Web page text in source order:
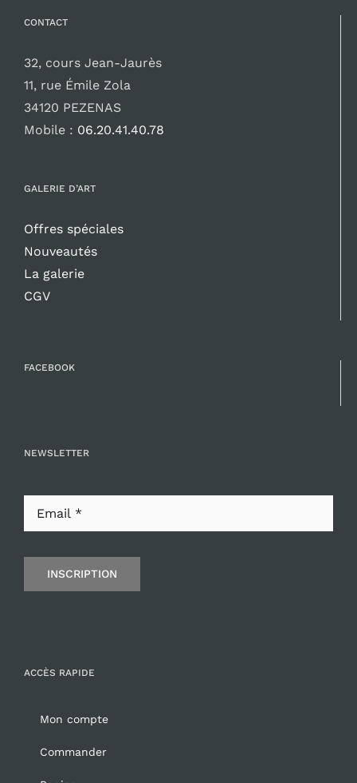
CONTACT
32, cours Jean-Jaurès
11, rue Émile Zola
34120 PEZENAS
Mobile : 06.20.41.40.78
GALERIE D’ART
Offres spéciales
Nouveautés
La galerie
CGV
FACEBOOK
NEWSLETTER
INSCRIPTION
ACCÈS RAPIDE
Mon compte
Commander